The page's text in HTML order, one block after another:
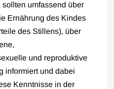
umfassend über
Ernährung des Kindes
des Stillens), über
und reproduktive
informiert und dabei
Kenntnisse in der